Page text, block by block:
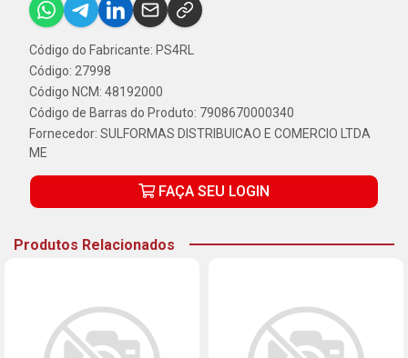
Código do Fabricante: PS4RL
Código: 27998
Código NCM: 48192000
Código de Barras do Produto: 7908670000340
Fornecedor: SULFORMAS DISTRIBUICAO E COMERCIO LTDA
ME
FAÇA SEU LOGIN
Produtos Relacionados